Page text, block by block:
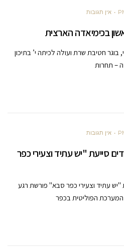
אין תגובות
בכימיאדה הארצית
בוגר חטיבת שרת ועולה לכיתה י’ בתיכון
– תחרות
אין תגובות
סייעת "יש עתיד וצעירי כפר
עתיד וצעירי כפר סבא" פורשת רגע
המערכת הפוליטית בכפר